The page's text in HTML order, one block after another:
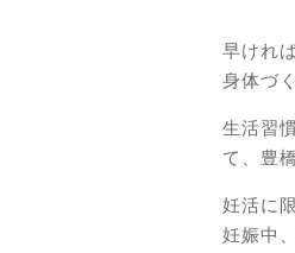
早けれ
身体づ
生活習
て、豊
妊活に
妊娠中